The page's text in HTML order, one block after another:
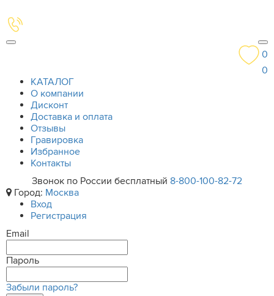
0
0
КАТАЛОГ
О компании
Дисконт
Доставка и оплата
Отзывы
Гравировка
Избранное
Контакты
Звонок по России бесплатный 8-800-100-82-72
Город: Москва
Вход
Регистрация
Email
Пароль
Забыли пароль?